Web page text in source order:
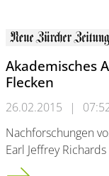
Akademisches
Flecken
26.02.2015 |
Nachforschungen
Earl Jeffrey Richards
Akademisches